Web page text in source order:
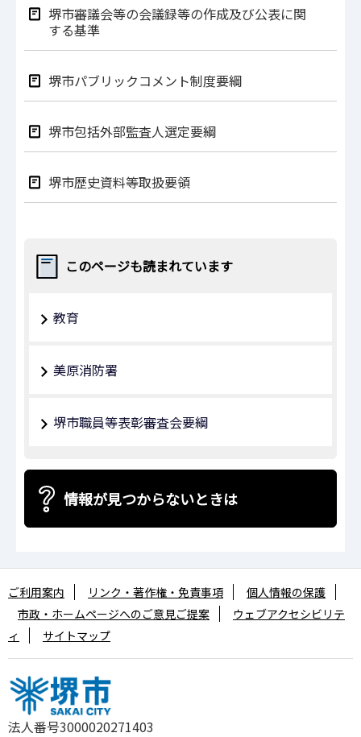
堺市審議会等の会議録等の作成及び公表に関
する基準
堺市パブリックコメント制度要綱
堺市包括外部監査人選定要綱
堺市歴史資料等取扱要領
このページも読まれています
教育
美原消防署
堺市職員等表彰審査会要綱
情報が見つからないときは
法人番号3000020271403
ご利用案内 リンク・著作権・免責事項
個人情報の保護
市政・ホームページへのご意見ご提案
ウェブアクセシビリテ
ィ
サイトマップ